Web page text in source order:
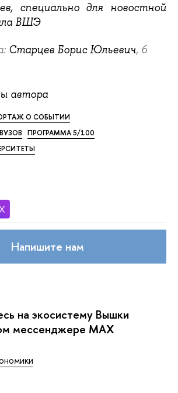
специально для новостной
ВШЭ
Старцев Борис Юльевич, 6
автора
О СОБЫТИИ
ПРОГРАММА 5/100
Напишите нам
на экосистему Вышки
мессенджере MAX